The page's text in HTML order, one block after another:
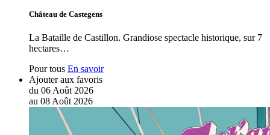
Château de Castegens
La Bataille de Castillon. Grandiose spectacle historique, sur 7
hectares…
Pour tous En savoir
Ajouter aux favoris
du 06 Août 2026
au 08 Août 2026